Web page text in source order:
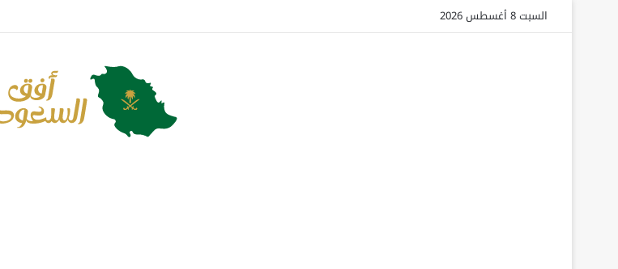
السبت 8 أغسطس 2026